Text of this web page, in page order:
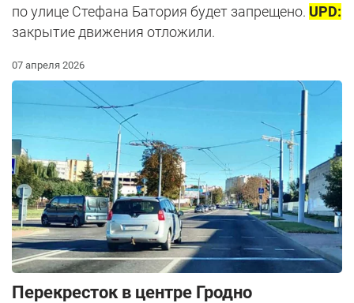
по улице Стефана Батория будет запрещено. UPD:
закрытие движения отложили.
07 апреля 2026
Перекресток в центре Гродно